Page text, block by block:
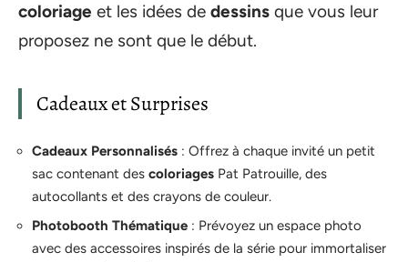
coloriage et les idées de dessins que vous leur
proposez ne sont que le début.
Cadeaux et Surprises
Cadeaux Personnalisés : Offrez à chaque invité un petit
sac contenant des coloriages Pat Patrouille, des
autocollants et des crayons de couleur.
Photobooth Thématique : Prévoyez un espace photo
avec des accessoires inspirés de la série pour immortaliser